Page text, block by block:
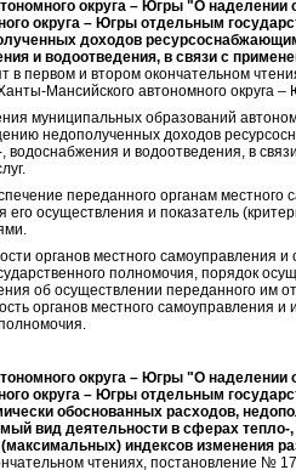
округа – Югры "О
округа – Югры отдельным
доходов
и водоотведения, в связи с
в первом и втором окончательном
Мансийского автономного округа –
муниципальных образований
недополученных доходов
водоснабжения и водоотведения, в
переданного органам местного
его осуществления и показатель
органов местного самоуправления и
полномочия, порядок
об осуществлении переданного им
органов местного
округа – Югры "О
округа – Югры отдельным
обоснованных расходов,
вид деятельности в сферах
индексов изменения
чтениях, постановление №